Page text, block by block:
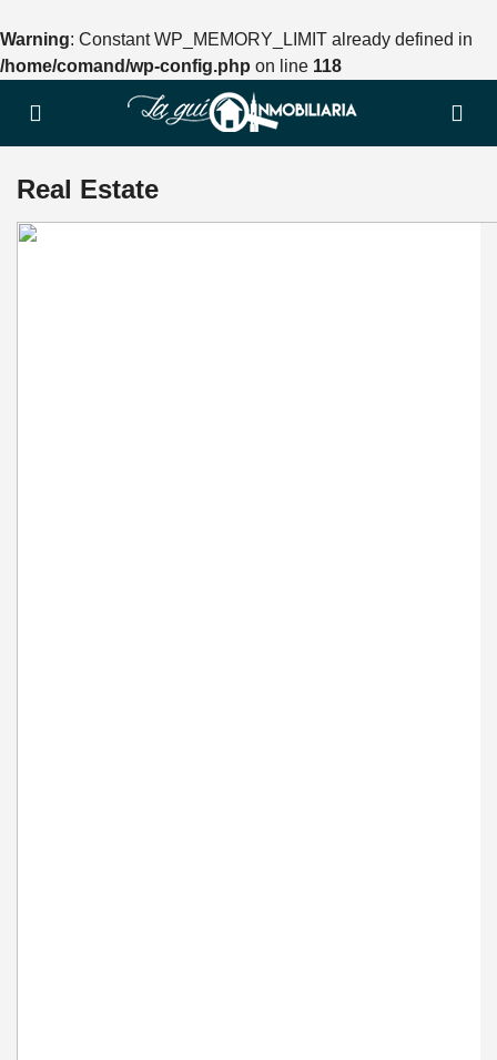
Warning: Constant WP_MEMORY_LIMIT already defined in
/home/comand/wp-config.php on line 118
Real Estate